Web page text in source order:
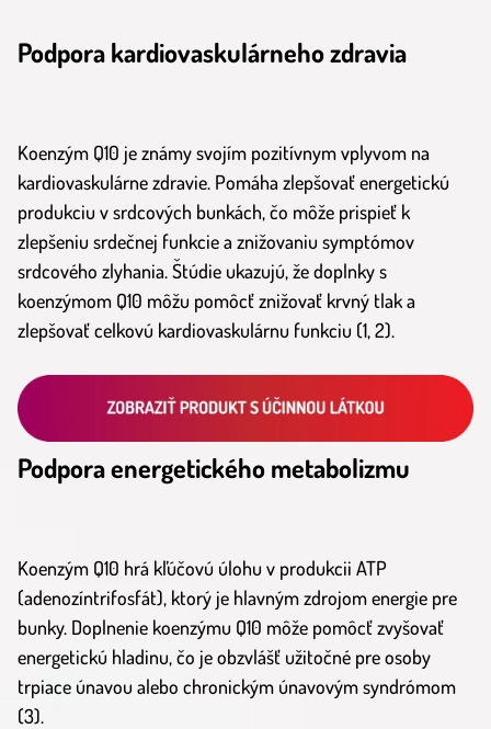
Podpora kardiovaskulárneho zdravia
Koenzým Q10 je známy svojím pozitívnym vplyvom na
kardiovaskulárne zdravie. Pomáha zlepšovať energetickú
produkciu v srdcových bunkách, čo môže prispieť k
zlepšeniu srdečnej funkcie a znižovaniu symptómov
srdcového zlyhania. Štúdie ukazujú, že doplnky s
koenzýmom Q10 môžu pomôcť znižovať krvný tlak a
zlepšovať celkovú kardiovaskulárnu funkciu (1, 2).
Podpora energetického metabolizmu
Koenzým Q10 hrá kľúčovú úlohu v produkcii ATP
(adenozíntrifosfát), ktorý je hlavným zdrojom energie pre
bunky. Doplnenie koenzýmu Q10 môže pomôcť zvyšovať
energetickú hladinu, čo je obzvlášť užitočné pre osoby
trpiace únavou alebo chronickým únavovým syndrómom
(3).